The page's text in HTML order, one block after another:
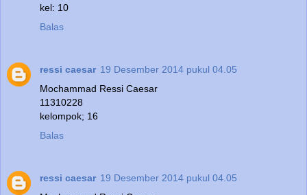
kel: 10
Balas
ressi caesar 19 Desember 2014 pukul 04.05
Mochammad Ressi Caesar
11310228
kelompok; 16
Balas
ressi caesar 19 Desember 2014 pukul 04.05